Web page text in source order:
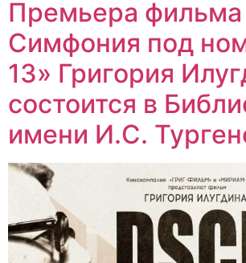
Премьера фильма
Симфония под
13» Григория
состоится в
имени И.С.